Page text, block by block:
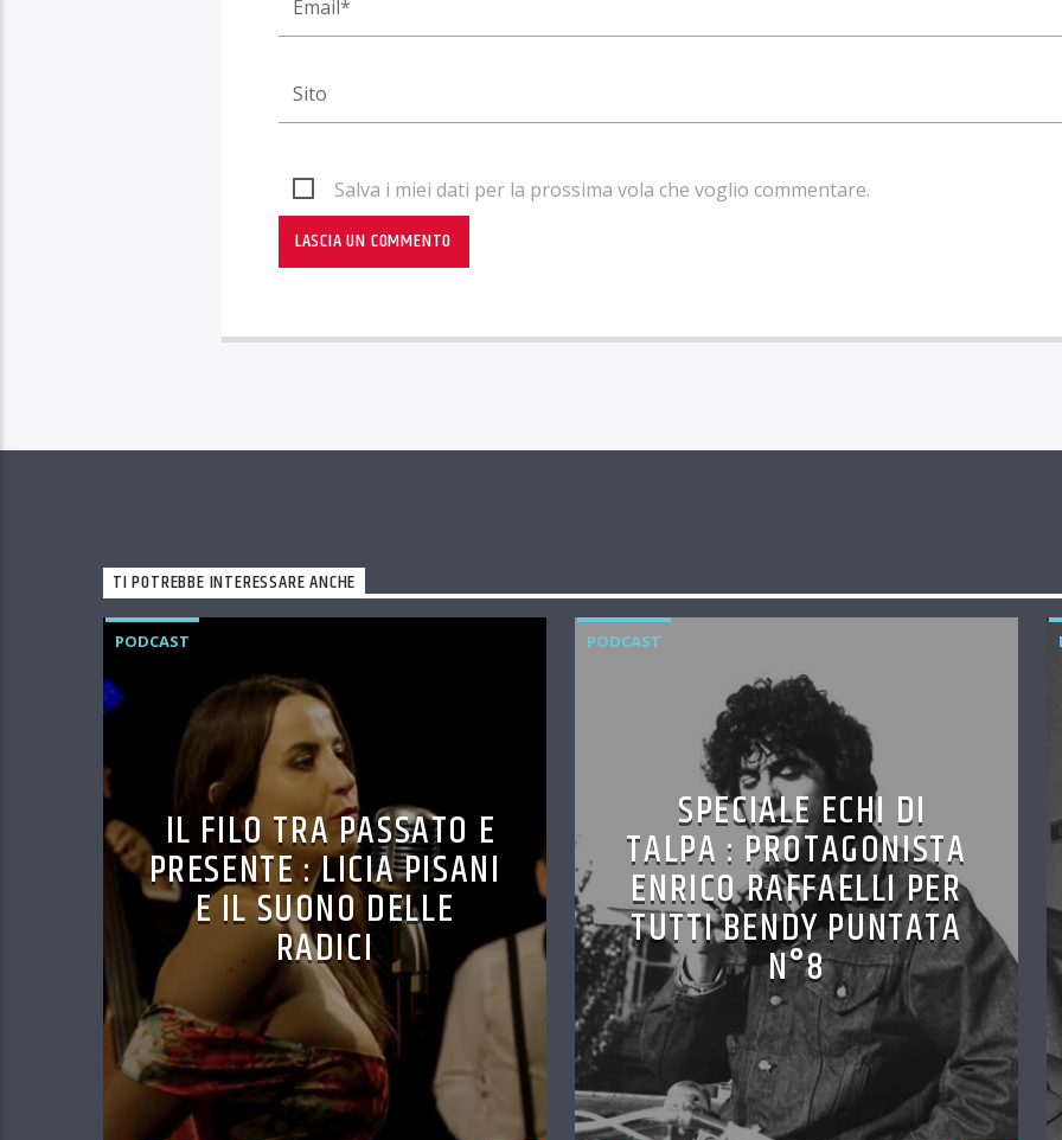
Salva i miei dati per la prossima vola che voglio commentare.
TI POTREBBE INTERESSARE ANCHE
PODCAST
IL FILO TRA PASSATO E
PRESENTE : LICIA PISANI
E IL SUONO DELLE
RADICI
PODCAST
SPECIALE ECHI DI
TALPA : PROTAGONISTA
ENRICO RAFFAELLI PER
TUTTI BENDY PUNTATA
N°8